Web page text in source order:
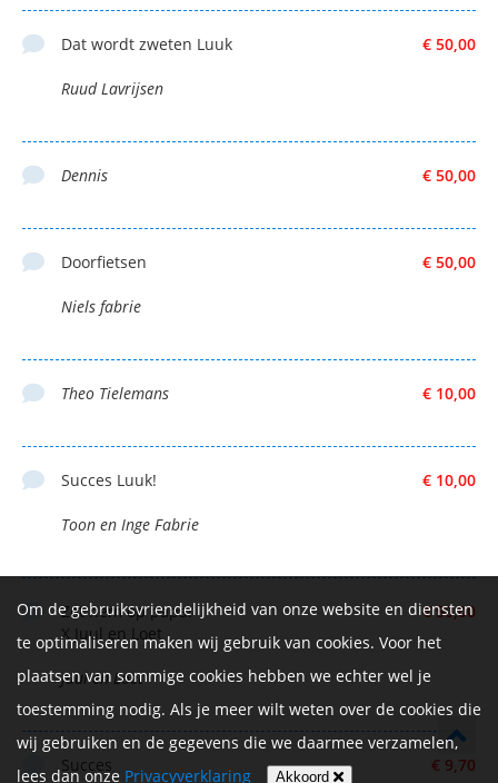
€ 50,00
Dat wordt zweten Luuk
Ruud Lavrijsen
€ 50,00
Dennis
€ 50,00
Doorfietsen
Niels fabrie
€ 10,00
Theo Tielemans
€ 10,00
Succes Luuk!
Toon en Inge Fabrie
€ 50,00
Zet hem op papa!
X Juul en Loet
Juul en Loet
€ 9,70
Succes
Om de gebruiksvriendelijkheid van onze website en diensten
te optimaliseren maken wij gebruik van cookies. Voor het
plaatsen van sommige cookies hebben we echter wel je
toestemming nodig. Als je meer wilt weten over de cookies die
wij gebruiken en de gegevens die we daarmee verzamelen,
lees dan onze Privacyverklaring Akkoord